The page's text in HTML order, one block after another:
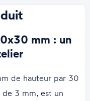
mm : un
de hauteur par 30
de 3 mm, est un